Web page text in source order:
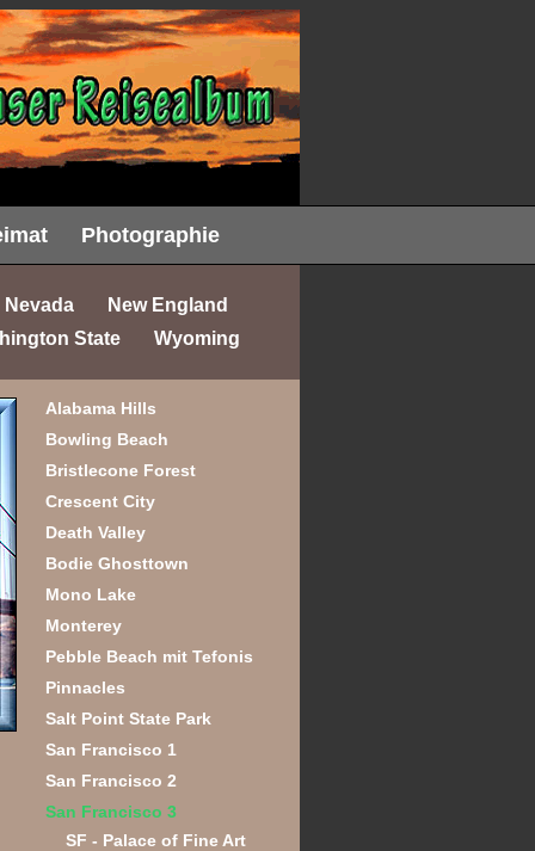
Photographie
Nevada
New England
State
Wyoming
Alabama Hills
Bowling Beach
Bristlecone Forest
Crescent City
Death Valley
Bodie Ghosttown
Mono Lake
Monterey
Pebble Beach mit Tefonis
Pinnacles
Salt Point State Park
San Francisco 1
San Francisco 2
San Francisco 3
SF - Palace of Fine Art